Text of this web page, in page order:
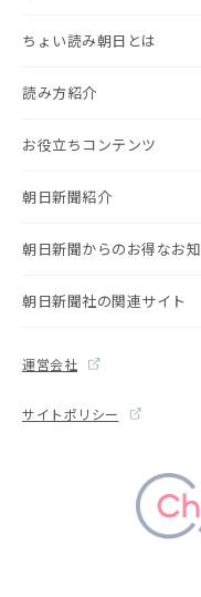
ちょい読み朝日とは
読み方紹介
お役立ちコンテンツ
朝日新聞紹介
朝日新聞からのお得なお
朝日新聞社の関連サイト
運営会社
サイトポリシー